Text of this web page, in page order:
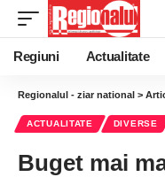
Regiuni Actualitate
Regionalul - ziar national >
ACTUALITATE DIVERSE
Buget mai